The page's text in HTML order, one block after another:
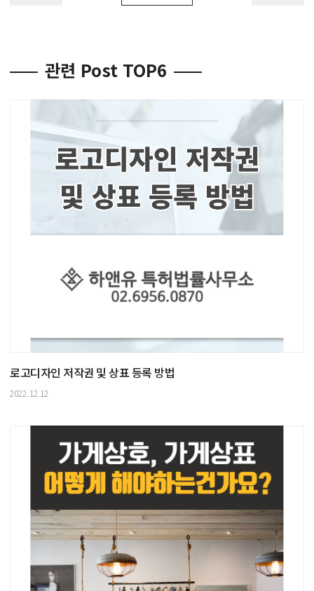
관련 Post TOP6
로고디자인 저작권 및 상표 등록 방법
2022.12.12